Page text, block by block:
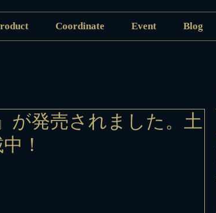
Coordinate Event Blog
が発売されました。土
！